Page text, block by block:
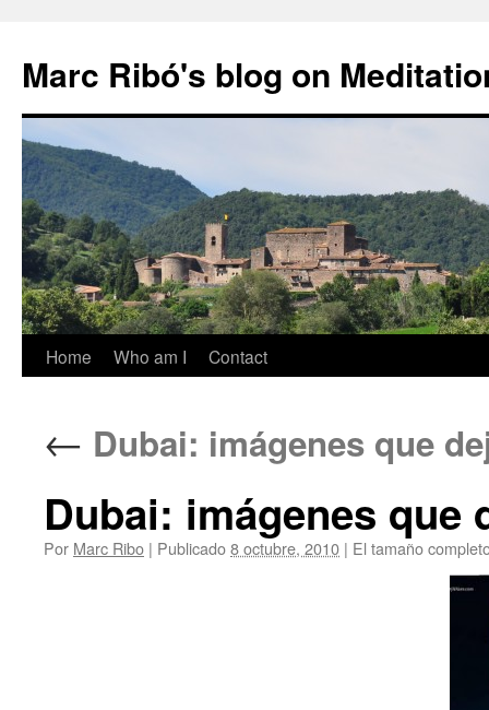
Marc Ribó's blog on
Saltar
contenido
Home Who am I Contact
← Dubai: imágenes que
Dubai: imágenes que
Por Marc Ribo | Publicado8 octubre, 2010 | El tamaño